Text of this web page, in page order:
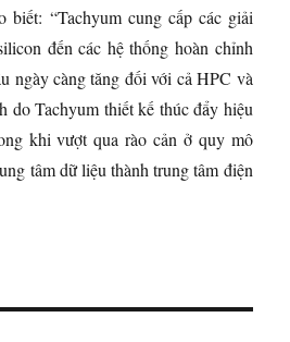
biết: “Tachyum cung cấp các giải
đến các hệ thống hoàn chỉnh
ngày càng tăng đối với cả HPC và
do Tachyum thiết kế thúc đẩy hiệu
khi vượt qua rào cản ở quy mô
tâm dữ liệu thành trung tâm điện